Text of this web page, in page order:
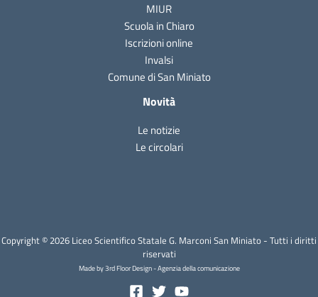
MIUR
Scuola in Chiaro
Iscrizioni online
Invalsi
Comune di San Miniato
Novità
Le notizie
Le circolari
Copyright © 2026 Liceo Scientifico Statale G. Marconi San Miniato - Tutti i diritti
riservati
Made by 3rd Floor Design - Agenzia della comunicazione